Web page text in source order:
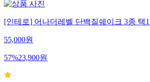
[인테로] 어나더레벨 단백질쉐이크 3종 택1
55,000원
57%23,900원